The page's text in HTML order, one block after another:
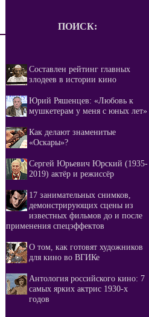
ПОИСК:
Составлен рейтинг главных
злодеев в истории кино
Юрий Ряшенцев: «Любовь к
мушкетерам у меня с юных лет»
Как делают знаменитые
«Оскары»?
Сергей Юрьевич Юрский (1935-
2019) актёр и режиссёр
17 занимательных снимков,
демонстрирующих сцены из
известных фильмов до и после
применения спецэффектов
О том, как готовят художников
для кино во ВГИКе
Антология российского кино: 7
самых ярких актрис 1930-х
годов